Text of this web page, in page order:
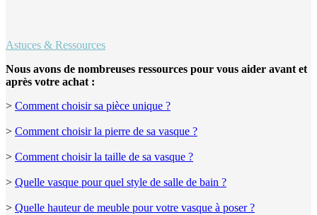
Astuces & Ressources
Nous avons de nombreuses ressources pour vous aider avant et
après votre achat :
> Comment choisir sa pièce unique ?
> Comment choisir la pierre de sa vasque ?
> Comment choisir la taille de sa vasque ?
> Quelle vasque pour quel style de salle de bain ?
> Quelle hauteur de meuble pour votre vasque à poser ?